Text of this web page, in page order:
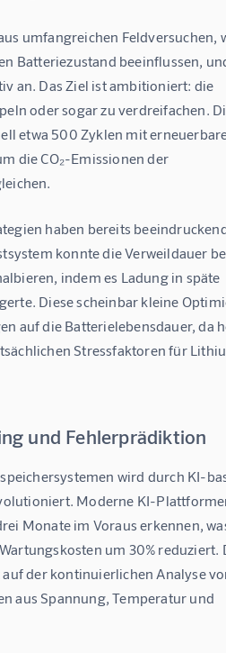
umfangreichen Feldversuchen,
Batteriezustand beeinflussen,
an. Das Ziel ist ambitioniert: die
oder sogar zu verdreifachen.
etwa 500 Zyklen mit
die CO₂-Emissionen der
haben bereits
konnte die Verweildauer
indem es Ladung in späte
Diese scheinbar kleine
auf die Batterielebensdauer, da
Stressfaktoren für
und Fehlerprädiktion
wird durch KI-
Moderne KI-
Monate im Voraus erkennen,
um 30% reduziert.
der kontinuierlichen Analyse
aus Spannung, Temperatur und